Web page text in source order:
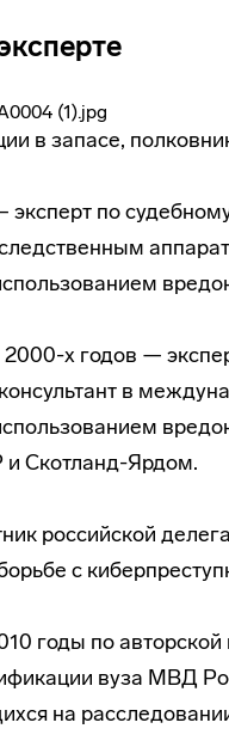
в запасе,
по
2000-х годов —
в
Скотланд-Ярдом.
российской
с
годы по
вуза МВД
на